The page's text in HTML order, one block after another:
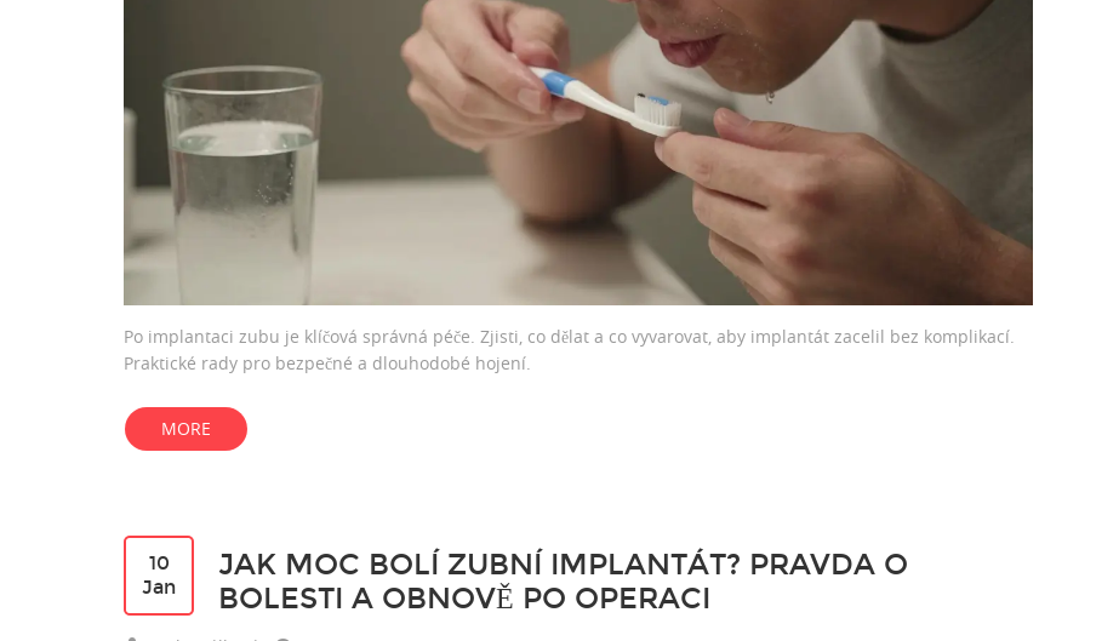
Po implantaci zubu je klíčová správná péče. Zjisti, co dělat a co vyvarovat, aby implantát zacelil bez komplikací.
Praktické rady pro bezpečné a dlouhodobé hojení.
MORE
10
Jan
JAK MOC BOLÍ ZUBNÍ IMPLANTÁT? PRAVDA O
BOLESTI A OBNOVĚ PO OPERACI